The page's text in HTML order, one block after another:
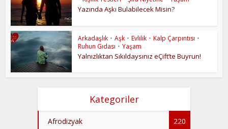
Yazında Aşkı Bulabilecek Misin?
Arkadaşlık • Aşk • Evlilik • Kalp Çarpıntısı •
Ruhun Gıdası • Yaşam
Yalnızlıktan Sıkıldaysınız eÇift’te Buyrun!
Kategoriler
Afrodizyak 220